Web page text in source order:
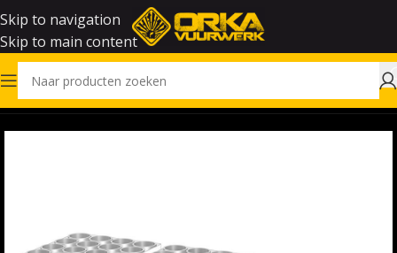
Skip to navigation
Skip to main content
Home Vuurwerk